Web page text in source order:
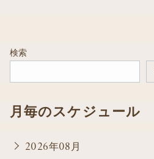
検索
月毎のスケジュール
2026年08月